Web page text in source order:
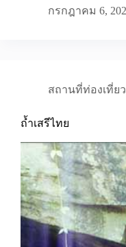
กรกฎาคม 6,
สถานที่ท่องเที่ยว
ถ้ำเสรีไทย